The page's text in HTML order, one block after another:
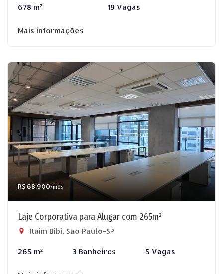
678 m² 19 Vagas
Mais informações
R$ 68.900/mês
Laje Corporativa para Alugar com 265m²
Itaim Bibi, São Paulo-SP
265 m² 3 Banheiros 5 Vagas